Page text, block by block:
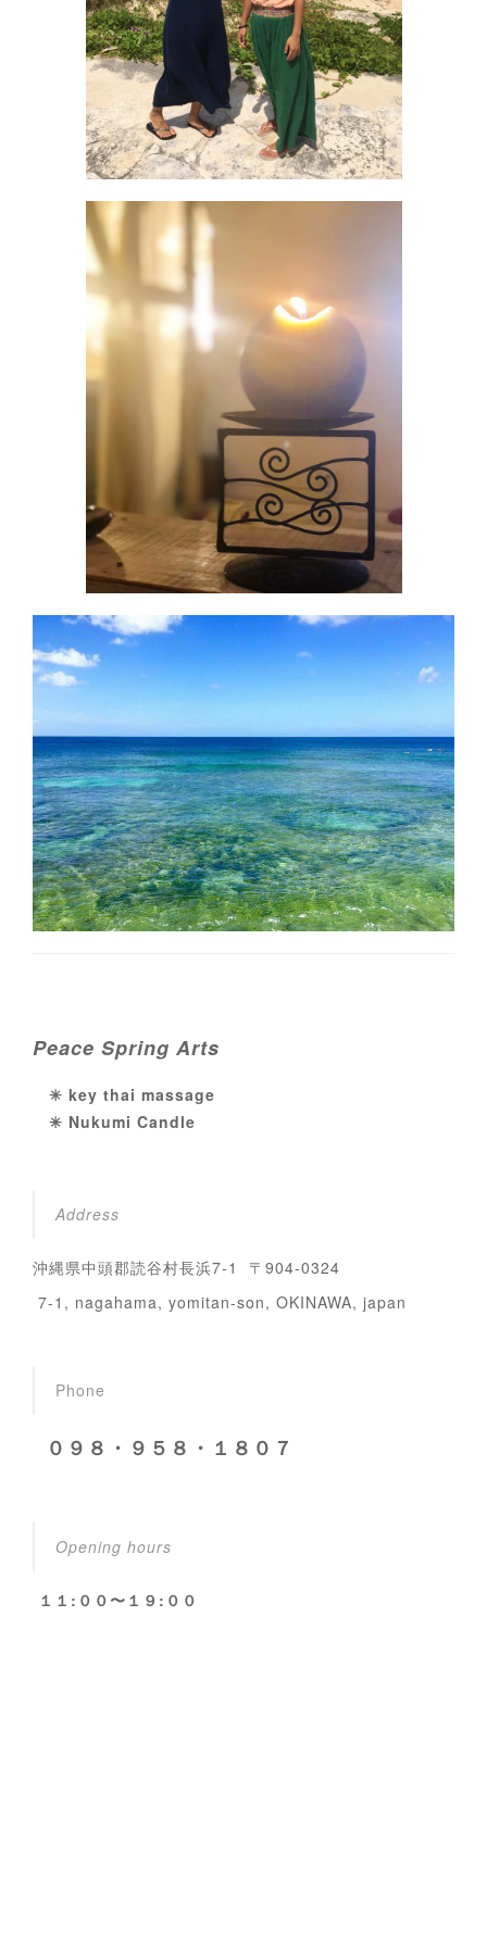
Peace Spring Arts
✳︎ key thai massage
✳︎ Nukumi Candle
Address
沖縄県中頭郡読谷村長浜7-1 〒904-0324
7-1, nagahama, yomitan-son, OKINAWA, japan
Phone
０９８・９５８・１８０７
Opening hours
１１:００〜１９:００